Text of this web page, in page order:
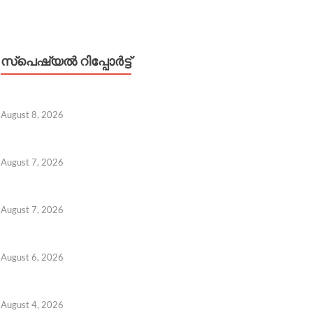
സ്പെഷ്യൽ റിപ്പോര്‍ട്ട്
August 8, 2026
August 7, 2026
August 7, 2026
August 6, 2026
August 4, 2026